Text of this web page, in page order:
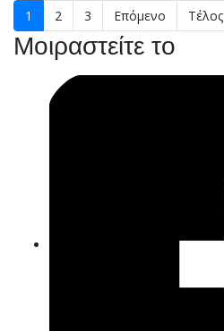
1 2 3 Επόμενο Τέλος
Μοιραστείτε το